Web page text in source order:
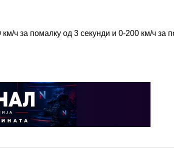
ч за помалку од 3 секунди и 0-200 км/ч за